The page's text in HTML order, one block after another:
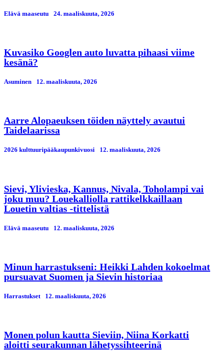
Elävä maaseutu 24. maaliskuuta, 2026
Kuvasiko Googlen auto luvatta pihaasi viime
kesänä?
Asuminen 12. maaliskuuta, 2026
Aarre Alopaeuksen töiden näyttely avautui
Taidelaarissa
2026 kulttuuripääkaupunkivuosi 12. maaliskuuta, 2026
Sievi, Ylivieska, Kannus, Nivala, Toholampi vai
joku muu? Louekalliolla rattikelkkaillaan
Louetin valtias -tittelistä
Elävä maaseutu 12. maaliskuuta, 2026
Minun harrastukseni: Heikki Lahden kokoelmat
pursuavat Suomen ja Sievin historiaa
Harrastukset 12. maaliskuuta, 2026
Monen polun kautta Sieviin, Niina Korkatti
aloitti seurakunnan lähetyssihteerinä